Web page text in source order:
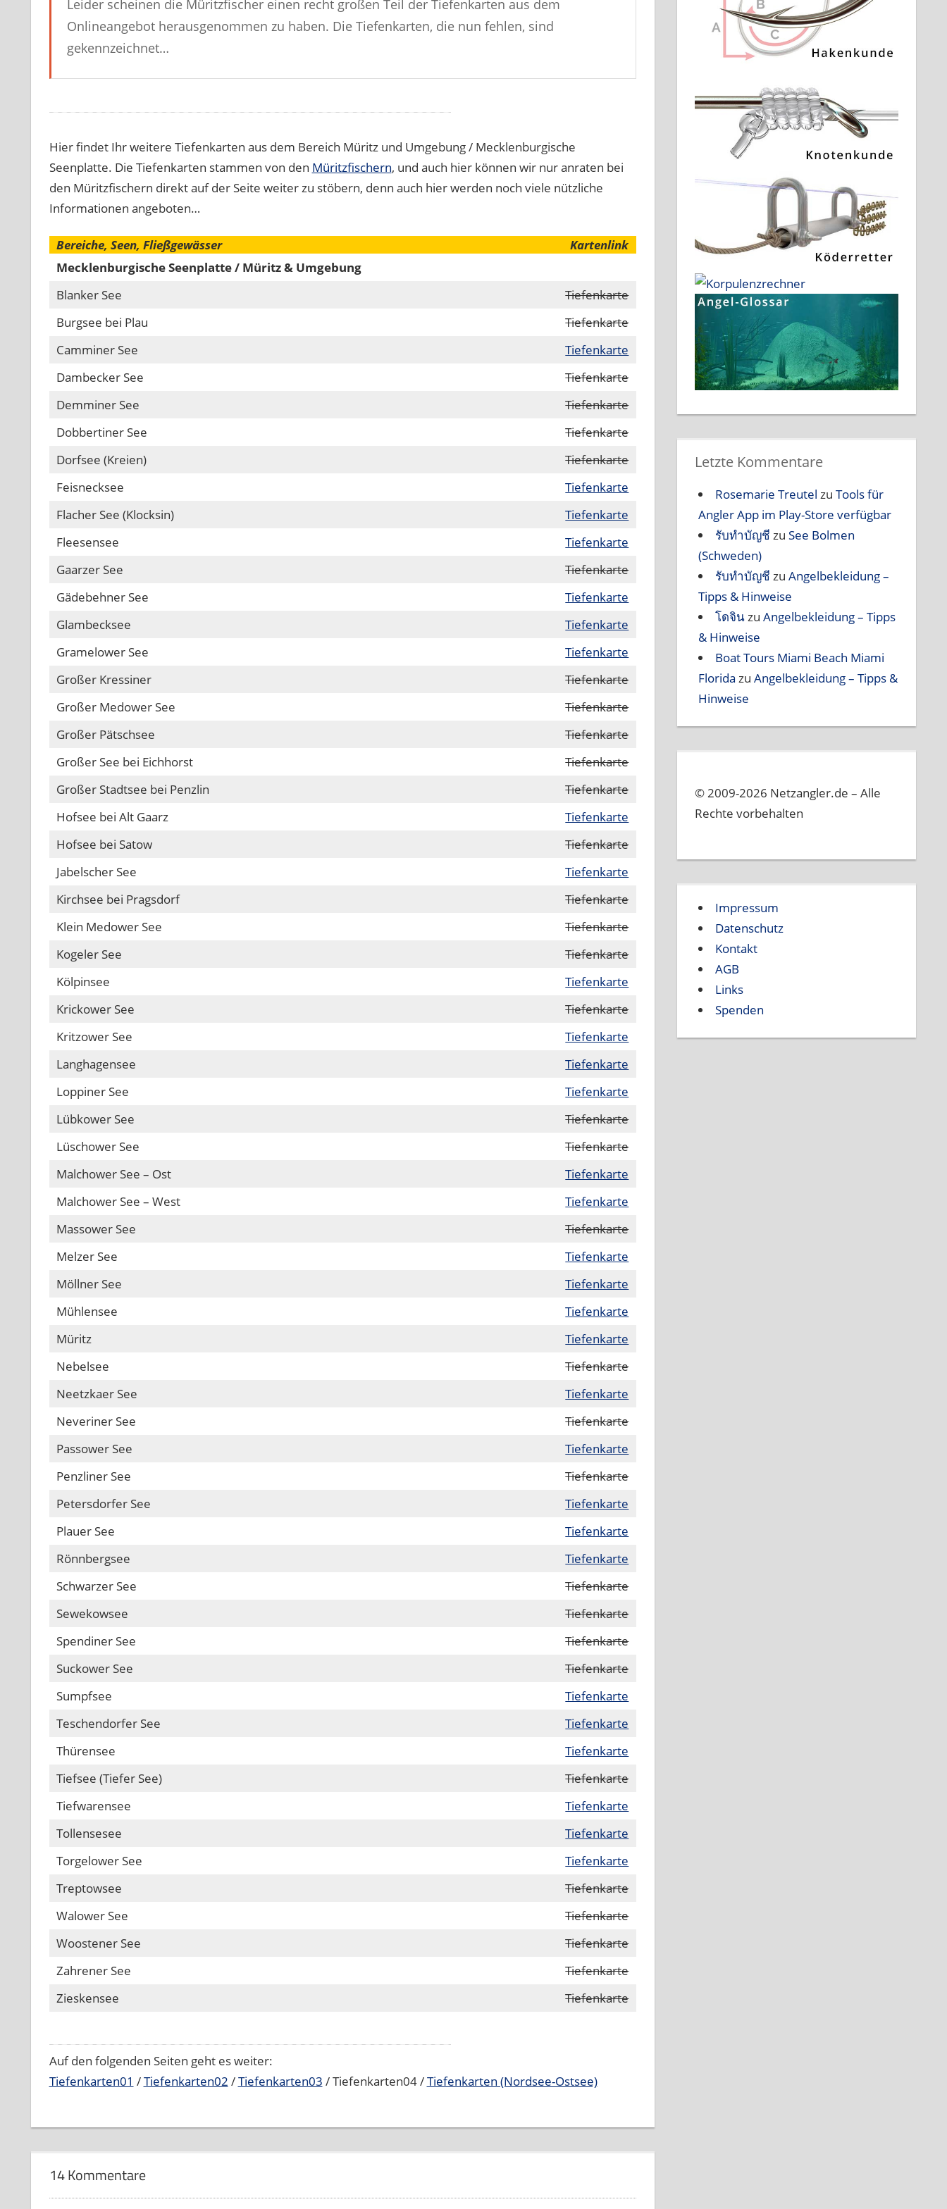
Leider scheinen die Müritzfischer einen recht großen Teil der Tiefenkarten aus dem
Onlineangebot herausgenommen zu haben. Die Tiefenkarten, die nun fehlen, sind
gekennzeichnet…
Hier findet Ihr weitere Tiefenkarten aus dem Bereich Müritz und Umgebung / Mecklenburgische
Seenplatte. Die Tiefenkarten stammen von den Müritzfischern, und auch hier können wir nur anraten bei
den Müritzfischern direkt auf der Seite weiter zu stöbern, denn auch hier werden noch viele nützliche
Informationen angeboten…
Bereiche, Seen, Fließgewässer
Kartenlink
Mecklenburgische Seenplatte / Müritz & Umgebung
Blanker See
Tiefenkarte
Burgsee bei Plau
Tiefenkarte
Camminer See
Tiefenkarte
Dambecker See
Tiefenkarte
Demminer See
Tiefenkarte
Dobbertiner See
Tiefenkarte
Dorfsee (Kreien)
Tiefenkarte
Feisnecksee
Tiefenkarte
Flacher See (Klocksin)
Tiefenkarte
Fleesensee
Tiefenkarte
Gaarzer See
Tiefenkarte
Gädebehner See
Tiefenkarte
Glambecksee
Tiefenkarte
Gramelower See
Tiefenkarte
Großer Kressiner
Tiefenkarte
Großer Medower See
Tiefenkarte
Großer Pätschsee
Tiefenkarte
Großer See bei Eichhorst
Tiefenkarte
Großer Stadtsee bei Penzlin
Tiefenkarte
Hofsee bei Alt Gaarz
Tiefenkarte
Hofsee bei Satow
Tiefenkarte
Jabelscher See
Tiefenkarte
Kirchsee bei Pragsdorf
Tiefenkarte
Klein Medower See
Tiefenkarte
Kogeler See
Tiefenkarte
Kölpinsee
Tiefenkarte
Krickower See
Tiefenkarte
Kritzower See
Tiefenkarte
Langhagensee
Tiefenkarte
Loppiner See
Tiefenkarte
Lübkower See
Tiefenkarte
Lüschower See
Tiefenkarte
Malchower See – Ost
Tiefenkarte
Malchower See – West
Tiefenkarte
Massower See
Tiefenkarte
Melzer See
Tiefenkarte
Möllner See
Tiefenkarte
Mühlensee
Tiefenkarte
Müritz
Tiefenkarte
Nebelsee
Tiefenkarte
Neetzkaer See
Tiefenkarte
Neveriner See
Tiefenkarte
Passower See
Tiefenkarte
Penzliner See
Tiefenkarte
Petersdorfer See
Tiefenkarte
Plauer See
Tiefenkarte
Rönnbergsee
Tiefenkarte
Schwarzer See
Tiefenkarte
Sewekowsee
Tiefenkarte
Spendiner See
Tiefenkarte
Suckower See
Tiefenkarte
Sumpfsee
Tiefenkarte
Teschendorfer See
Tiefenkarte
Thürensee
Tiefenkarte
Tiefsee (Tiefer See)
Tiefenkarte
Tiefwarensee
Tiefenkarte
Tollensesee
Tiefenkarte
Torgelower See
Tiefenkarte
Treptowsee
Tiefenkarte
Walower See
Tiefenkarte
Woostener See
Tiefenkarte
Zahrener See
Tiefenkarte
Zieskensee
Tiefenkarte
Auf den folgenden Seiten geht es weiter:
Tiefenkarten01 /Tiefenkarten02 /Tiefenkarten03 / Tiefenkarten04 /Tiefenkarten (Nordsee-Ostsee)
14 Kommentare
Letzte Kommentare
Rosemarie Treutel zuTools für
Angler App im Play-Store verfügbar
รับทำบัญชี zuSee Bolmen
(Schweden)
รับทำบัญชี zuAngelbekleidung –
Tipps & Hinweise
โดจิน zuAngelbekleidung – Tipps
& Hinweise
Boat Tours Miami Beach Miami
Florida zuAngelbekleidung – Tipps &
Hinweise
© 2009-2026 Netzangler.de – Alle
Rechte vorbehalten
Impressum
Datenschutz
Kontakt
AGB
Links
Spenden